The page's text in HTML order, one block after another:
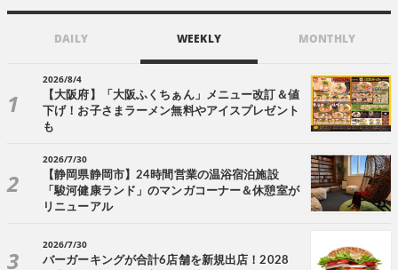
DAILY WEEKLY MONTHLY
2026/8/4
【大阪府】「大阪ふくちぁん」メニュー改訂＆値
下げ！お子さまラーメン無料やアイスプレゼント
も
2026/7/30
【静岡県静岡市】24時間営業の温浴宿泊施設
「駿河健康ランド」のマンガコーナー＆休憩室が
リニューアル
2026/7/30
バーガーキングが合計6店舗を新規出店！2028